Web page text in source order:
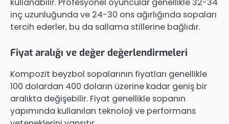
inç uzunluğunda ve 24-30 ons ağırlığında sopaları
tercih ederler, bu da sallama stillerine bağlıdır.
Fiyat aralığı ve değer değerlendirmeleri
Kompozit beyzbol sopalarının fiyatları genellikle
100 dolardan 400 doların üzerine kadar geniş bir
aralıkta değişebilir. Fiyat genellikle sopanın
yapımında kullanılan teknoloji ve performans